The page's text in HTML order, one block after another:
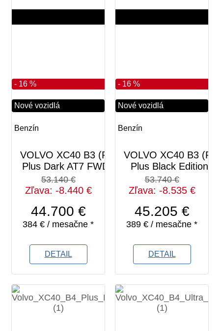
- 16 %
Nové vozidlá
Benzín
VOLVO XC40 B3 (P)
Plus Dark AT7 FWD
53.140 €
Zľava: -8.440 €
44.700 €
384 € / mesačne *
DETAIL
- 16 %
Nové vozidlá
Benzín
VOLVO XC40 B3 (P)
Plus Black Edition
53.740 €
Zľava: -8.535 €
45.205 €
389 € / mesačne *
DETAIL